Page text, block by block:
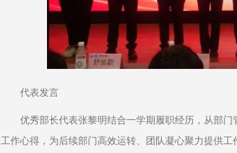
代表发言
优秀部长代表张黎明结合一学期履职经历，从部
工作心得，为后续部门高效运转、团队凝心聚力提供工